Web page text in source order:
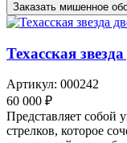
Заказать мишенное
Техасская
Артикул: 000242
60 000 ₽
Представляет собой
стрелков, которое